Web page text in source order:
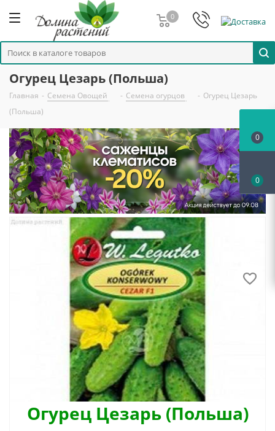
0
Огурец Цезарь (Польша)
Главная - Семена Овощей - Семена огурцов - Огурец Цезарь
(Польша)
Огурец Цезарь (Польша)
0
0